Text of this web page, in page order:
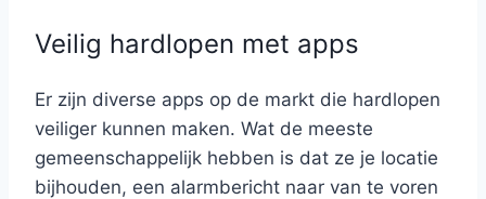
Veilig hardlopen met apps
Er zijn diverse apps op de markt die hardlopen
veiliger kunnen maken. Wat de meeste
gemeenschappelijk hebben is dat ze je locatie
bijhouden, een alarmbericht naar van te voren